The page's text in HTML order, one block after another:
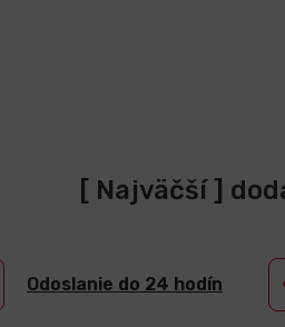
[ Najväčší ]
Odoslanie do 24 hodín